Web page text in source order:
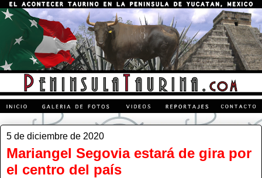
5 de diciembre de 2020
Mariangel Segovia estará de gira por
el centro del país